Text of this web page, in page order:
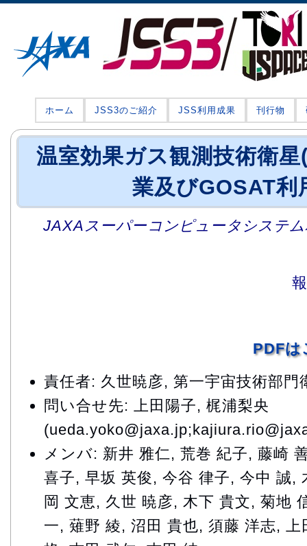
ホーム JSS3のご紹介 JSS利用成果 刊行物
温室効果ガス観測技術衛
業及びGOSAT利
JAXAスーパーコンピュータシステ
PDFは
責任者: 久世暁彦, 第一宇宙技術部門
問い合せ先: 上田陽子, 梶浦梨央
メンバ: 新井 雅仁, 荒巻 紀子, 藤崎
喜子, 早坂 英俊, 今谷 律子, 今中 誠,
岡 文恵, 久世 暁彦, 木下 貴文, 菊地
一, 薙野 綾, 沼田 貴也, 須藤 洋志,